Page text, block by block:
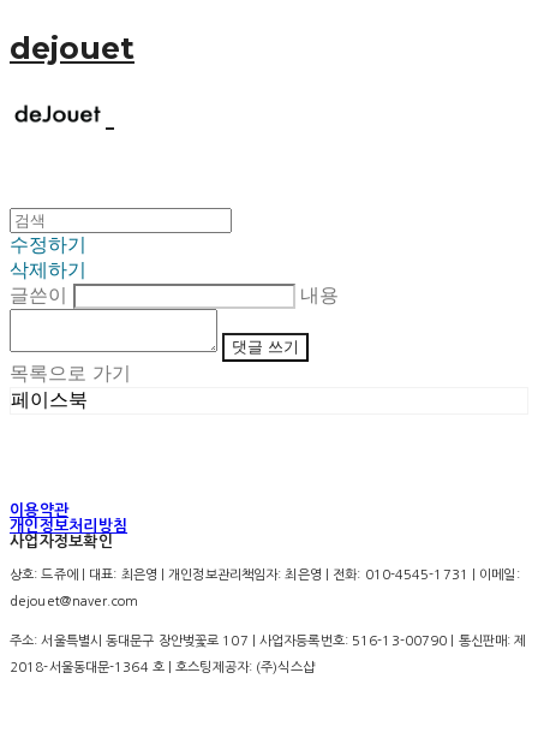
dejouet
수정하기
삭제하기
글쓴이
내용
댓글 쓰기
목록으로 가기
페이스북
이용약관
개인정보처리방침
사업자정보확인
상호: 드쥬에 | 대표: 최은영 | 개인정보관리책임자: 최은영 | 전화: 010-4545-1731 | 이메일:
dejouet@naver.com
주소: 서울특별시 동대문구 장안벚꽃로 107 | 사업자등록번호: 516-13-00790 | 통신판매:제
2018-서울동대문-1364 호| 호스팅제공자: (주)식스샵